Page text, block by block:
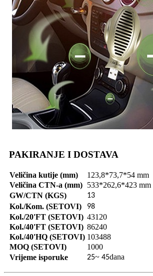
PAKIRANJE I DOSTAVA
Veličina kutije (mm)
123,8*73,7*54 mm
Veličina CTN-a (mm) 533*262,6*423 mm
GW/CTN (KGS)
13
Kol./Kom. (SETOVI) 98
Kol./20'FT (SETOVI) 43120
Kol./40'FT (SETOVI) 86240
Kol./40'HQ (SETOVI) 103488
MOQ (SETOVI)
1000
Vrijeme isporuke
25~ 45dana